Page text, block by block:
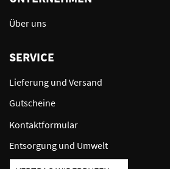
Über uns
SERVICE
Lieferung und Versand
Gutscheine
Kontaktformular
Entsorgung und Umwelt